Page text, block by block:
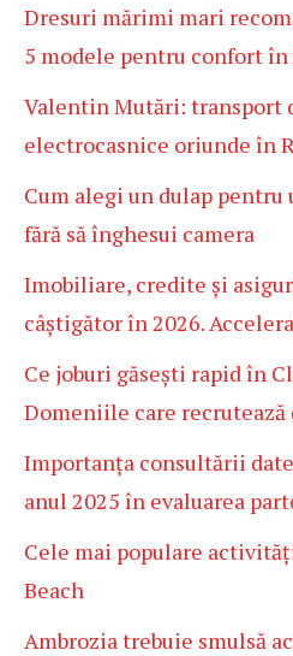
Dresuri mărimi mari
5 modele pentru confort în
Valentin Mutări: transport
electrocasnice oriunde în
Cum alegi un dulap
fără să înghesui camera
Imobiliare, credite și
câștigător în 2026.
Ce joburi găsești rapid în
Domeniile care recrutează
Importanța consultării
anul 2025 în evaluarea
Cele mai populare
Beach
Ambrozia trebuie smulsă